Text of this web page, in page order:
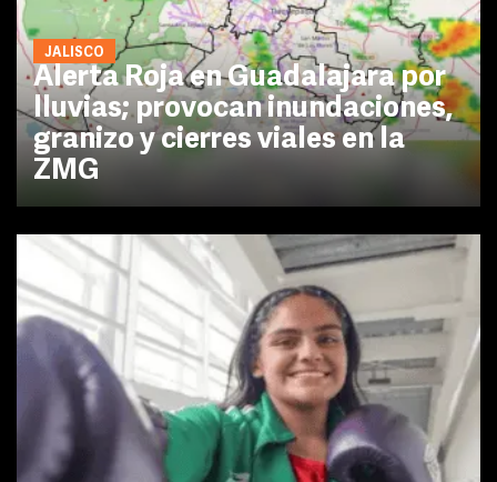
JALISCO
Alerta Roja en Guadalajara por
lluvias; provocan inundaciones,
granizo y cierres viales en la
ZMG